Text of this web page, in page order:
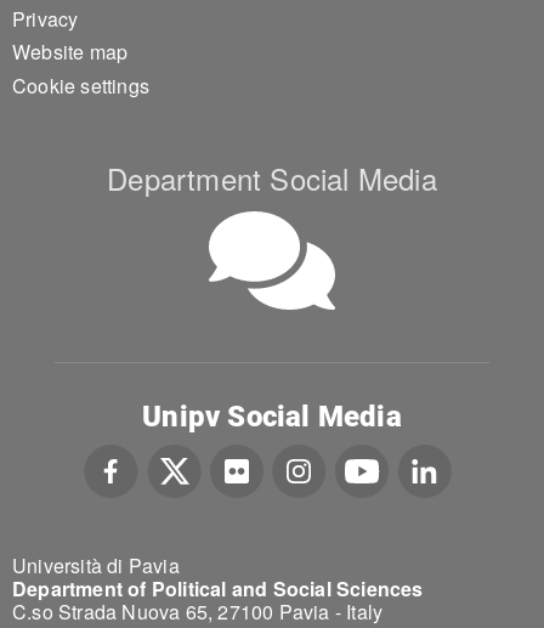
Privacy
Website map
Cookie settings
Department Social Media
Università di Pavia
Department of Political and Social Sciences
C.so Strada Nuova 65, 27100 Pavia - Italy
Unipv Social Media